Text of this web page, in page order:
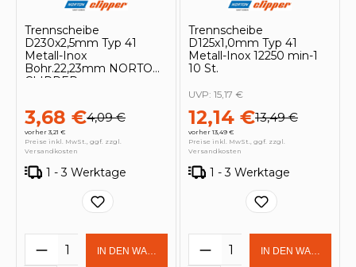
Trennscheibe
D230x2,5mm Typ 41
Metall-Inox
Bohr.22,23mm NORTON
CLIPPER
3,68 €4,09 €
vorher 3,21 €
Preise inkl. MwSt., ggf. zzgl.
Versandkosten
1 - 3 Werktage
Produkt Anzahl: Gib den
IN DEN WARENKORB
Trennscheibe
D125x1,0mm Typ 41
Metall-Inox 12250 min-1
10 St.
12,14 €13,49 €
vorher 13,49 €
UVP: 15,17 €
Preise inkl. MwSt., ggf. zzgl.
Versandkosten
1 - 3 Werktage
Produkt Anzahl:
IN DEN